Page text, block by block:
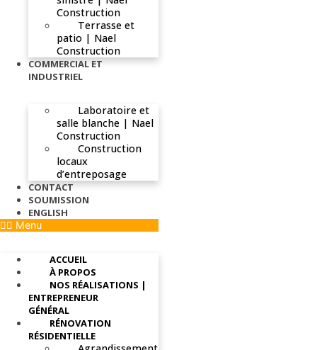
Construction
Terrasse et
patio | Nael
Construction
COMMERCIAL ET
INDUSTRIEL
Laboratoire et
salle blanche | Nael
Construction
Construction
locaux
d’entreposage
CONTACT
SOUMISSION
ENGLISH
Menu
ACCUEIL
À PROPOS
NOS RÉALISATIONS |
ENTREPRENEUR
GÉNÉRAL
RÉNOVATION
RÉSIDENTIELLE